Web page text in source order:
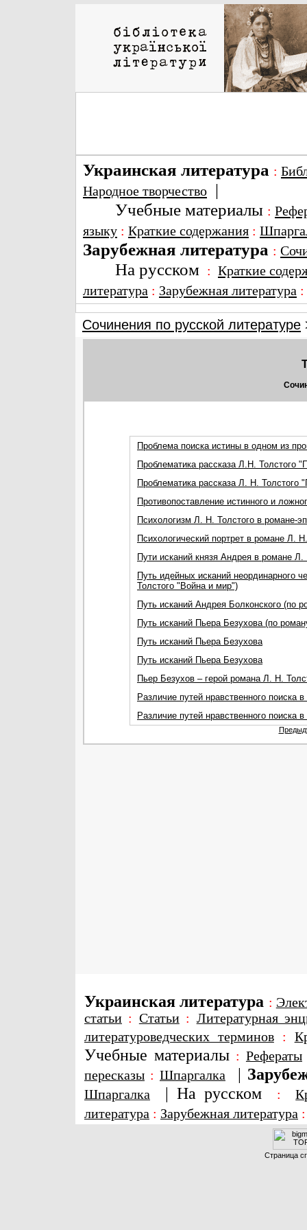
Украинская литература :
Народное творчество |
Учебные материалы :
языку : Краткие содержания :
Зарубежная литература :
На русском : Краткие
литература : Зарубежная литература
Сочинения по русской литературе
Проблема поиска истины в одном из
Проблематика рассказа Л.Н. Толстого
Проблематика рассказа Л. Н. Толстого
Противопоставление истинного и
Психологизм Л. Н. Толстого в романе-
Психологический портрет в романе Л.
Пути исканий князя Андрея в романе
Путь идейных исканий неординарного
Толстого "Война и мир")
Путь исканий Андрея Болконского (по
Путь исканий Пьера Безухова (по
Путь исканий Пьера Безухова
Путь исканий Пьера Безухова
Пьер Безухов – герой романа Л. Н.
Различие путей нравственного
Различие путей нравственного
Украинская литература :
статьи : Статьи: Литературная
литературоведческих терминов:
Учебные материалы : Рефераты
пересказы : Шпаргалка |
Шпаргалка | На русском :
литература : Зарубежная литература
Страница